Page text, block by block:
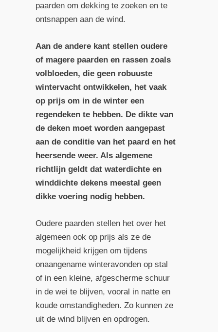
paarden om dekking te zoeken en te
ontsnappen aan de wind.
Aan de andere kant stellen oudere
of magere paarden en rassen zoals
volbloeden, die geen robuuste
wintervacht ontwikkelen, het vaak
op prijs om in de winter een
regendeken te hebben. De dikte van
de deken moet worden aangepast
aan de conditie van het paard en het
heersende weer. Als algemene
richtlijn geldt dat waterdichte en
winddichte dekens meestal geen
dikke voering nodig hebben.
Oudere paarden stellen het over het
algemeen ook op prijs als ze de
mogelijkheid krijgen om tijdens
onaangename winteravonden op stal
of in een kleine, afgescherme schuur
in de wei te blijven, vooral in natte en
koude omstandigheden. Zo kunnen ze
uit de wind blijven en opdrogen.